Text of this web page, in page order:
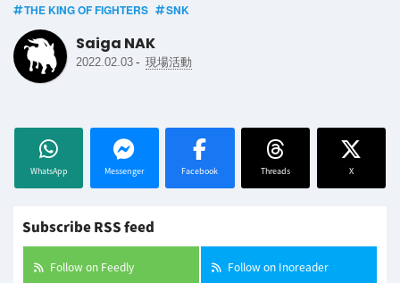
THE KING OF FIGHTERS SNK
Saiga NAK
2022.02.03 - 現場活動
WhatsApp Messenger Facebook Threads X
Subscribe RSS feed
Follow on Feedly Follow on Inoreader